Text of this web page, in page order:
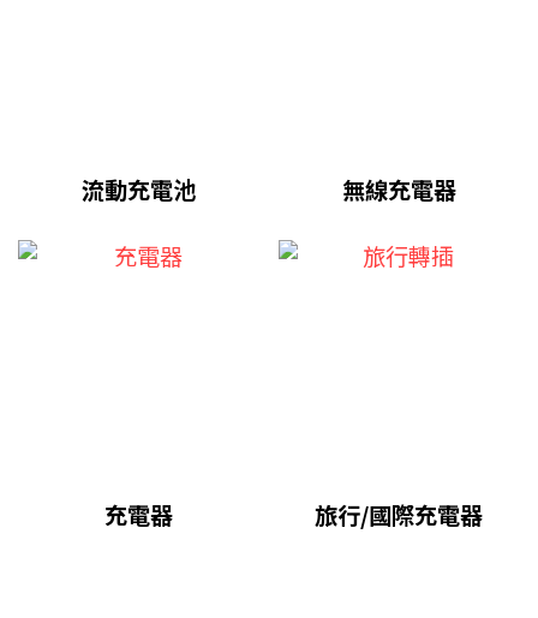
流動充電池 無線充電器
充電器 旅行/國際充電器